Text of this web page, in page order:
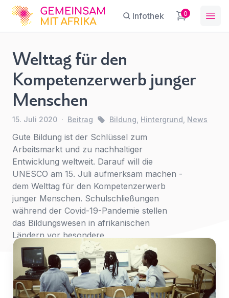
GFA Infothek 0
Welttag für den
Kompetenzerwerb junger
Menschen
15. Juli 2020 · Beitrag Bildung Hintergrund News
Gute Bildung ist der Schlüssel zum
Arbeitsmarkt und zu nachhaltiger
Entwicklung weltweit. Darauf will die
UNESCO am 15. Juli aufmerksam machen -
dem Welttag für den Kompetenzerwerb
junger Menschen. Schulschließungen
während der Covid-19-Pandemie stellen
das Bildungswesen in afrikanischen
Ländern vor besondere
Herausforderungen.
Sie haben eine Frage?
Betreff*
Welttag für den
Kompetenzerwerb
junger Menschen
Hintergrund
News
Für
den
Zugriff
anmelden
Ein Konto erstellen
Last Name*
E-Mail-Adresse*
Land*
Wählen Sie Ihr Land...
Bundesland / Landkreis*
Abonnieren Sie unseren Newsletter
regelmäßige Updates.